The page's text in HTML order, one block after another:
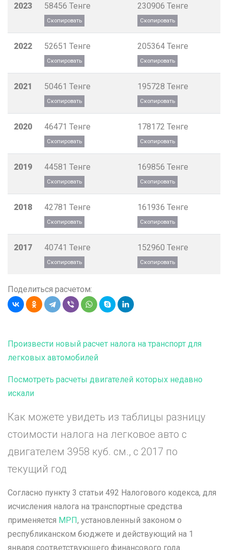
2023 58456 Тенге 230906 Тенге
2022 52651 Тенге 205364 Тенге
2021 50461 Тенге 195728 Тенге
2020 46471 Тенге 178172 Тенге
2019 44581 Тенге 169856 Тенге
2018 42781 Тенге 161936 Тенге
2017 40741 Тенге 152960 Тенге
Поделиться расчетом:
Произвести новый расчет налога на транспорт для
легковых автомобилей
Посмотреть расчеты двигателей которых недавно
искали
Как можете увидеть из таблицы разницу
стоимости налога на легковое авто с
двигателем 3958 куб. см., с 2017 по
текущий год
Согласно пункту 3 статьи 492 Налогового кодекса, для
исчисления налога на транспортные средства
применяется МРП, установленный законом о
республиканском бюджете и действующий на 1
января соответствующего финансового года.